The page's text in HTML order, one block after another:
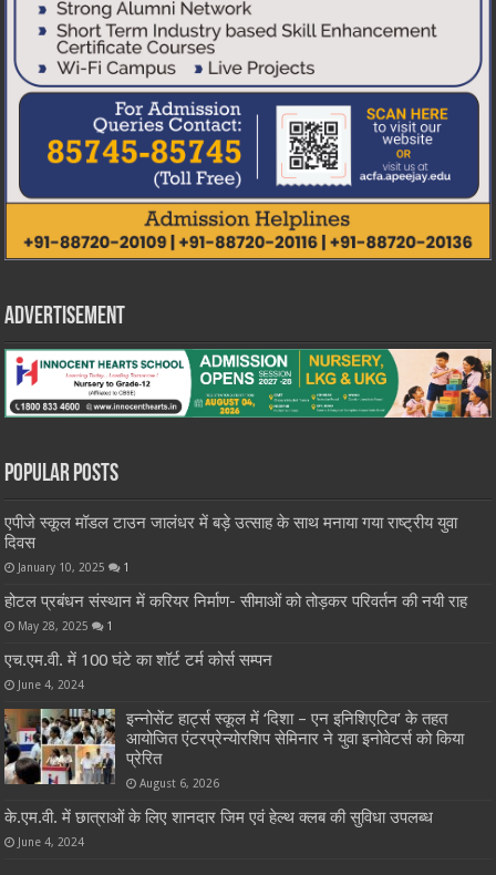
Advertisement
Popular Posts
एपीजे स्कूल मॉडल टाउन जालंधर में बड़े उत्साह के साथ मनाया गया राष्ट्रीय युवा
दिवस
January 10, 2025 1
होटल प्रबंधन संस्थान में करियर निर्माण- सीमाओं को तोड़कर परिवर्तन की नयी राह
May 28, 2025 1
एच.एम.वी. में 100 घंटे का शॉर्ट टर्म कोर्स सम्पन
June 4, 2024
इन्नोसेंट हार्ट्स स्कूल में ‘दिशा – एन इनिशिएटिव’ के तहत
आयोजित एंटरप्रेन्योरशिप सेमिनार ने युवा इनोवेटर्स को किया
प्रेरित
August 6, 2026
के.एम.वी. में छात्राओं के लिए शानदार जिम एवं हेल्थ क्लब की सुविधा उपलब्ध
June 4, 2024